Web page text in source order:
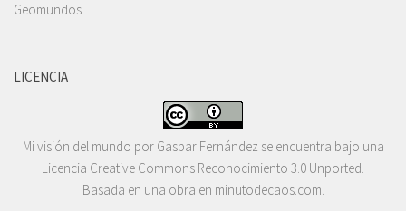
LICENCIA
Mi visión del mundo por Gaspar Fernández se encuentra bajo una
Licencia Creative Commons Reconocimiento 3.0 Unported
Basada en una obra en minutodecaos.com